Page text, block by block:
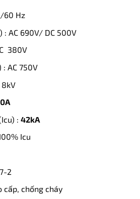
60 Hz
AC 690V/ DC 500V
380V
AC 750V
0A
: 42kA
Icu
2
cấp, chống cháy